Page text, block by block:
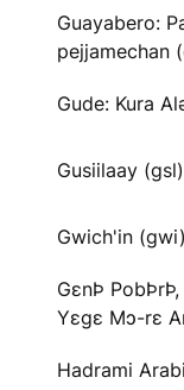
Guayabero:
pejjamechan
Gude: Kura
Gusiilaay (gsl)
Gwich'in (gwi)
GɛnÞ
Yɛgɛ Mɔ-rɛ
Hadrami